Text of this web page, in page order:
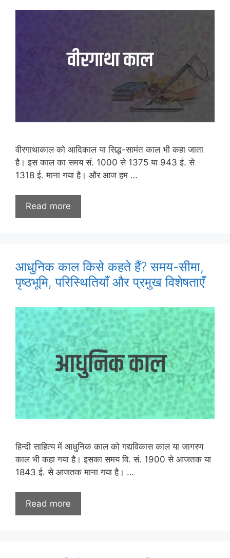
वीरगाथाकाल को आदिकाल या सिद्ध-सामंत काल भी कहा जाता
है। इस काल का समय सं. 1000 से 1375 या 943 ई. से
1318 ई. माना गया है। और आज हम …
Read more
आधुनिक काल किसे कहते हैं? समय-सीमा,
पृष्ठभूमि, परिस्थितियाँ और प्रमुख विशेषताएँ
हिन्दी साहित्य में आधुनिक काल को गद्यविकास काल या जागरण
काल भी कहा गया है। इसका समय वि. सं. 1900 से आजतक या
1843 ई. से आजतक माना गया है। …
Read more